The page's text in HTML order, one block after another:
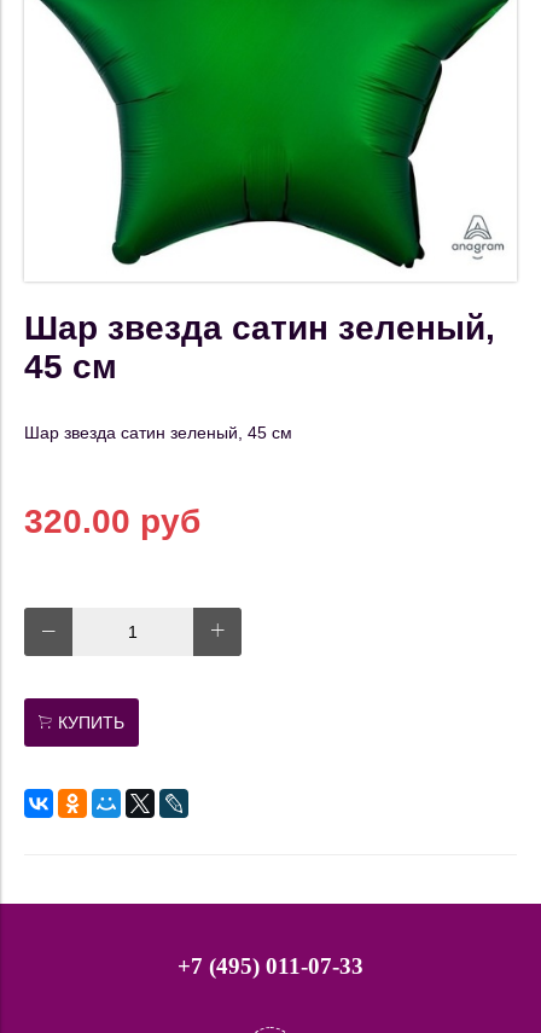
Шар звезда сатин зеленый,
45 см
Шар звезда сатин зеленый, 45 см
320.00 руб
КУПИТЬ
+7 (495) 011-07-33